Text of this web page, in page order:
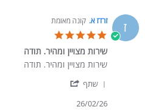
ז זרדז א. קונה מאומת
שירות מצויין ומהיר. תודה
Review by זרדז א. on 26 Feb 2026
review stating שירות מצויין ומהיר. תודה
שירות מצויין ומהיר. תודה
שתף
26/02/26